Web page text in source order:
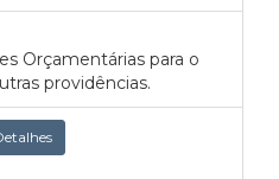
Orçamentárias para o
providências.